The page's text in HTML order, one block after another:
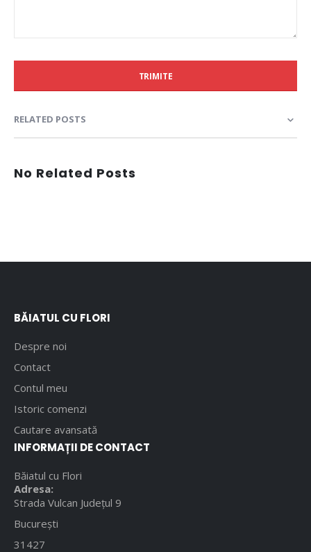
TRIMITE
RELATED POSTS
No Related Posts
BĂIATUL CU FLORI
Despre noi
Contact
Contul meu
Istoric comenzi
Cautare avansată
INFORMAȚII DE CONTACT
Băiatul cu Flori
Adresa:
Strada Vulcan Județul 9
București
31427